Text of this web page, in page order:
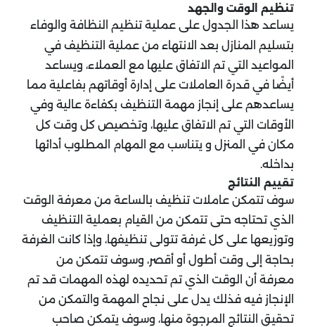
تنظيم الوقت والجهد
يساعد هذا الجدول على عملية تنظيم النظافة والوفاء
بتسليم المنازل بعد الانتهاء من عملية التنظيف في
المواعيد التي تم الاتفاق عليها مع العملاء، ويساعد
أيضًا في قدرة العاملات على إدارة أوقاتهم بفاعلية مما
يساعدهم على إنجاز مهمة التنظيف بكفاءة عالية وفي
الأوقات التي تم الاتفاق عليها، وتخصيص كل وقت كل
مكان في المنزل و يتناسب مع المهام المطلوب أدائها
بداخله.
تقييم النتائج
سوف تتمكن عاملات تنظيف بالساعة من معرفة الوقت
الذي تحتاجه حتى تتمكن من القيام بعملية التنظيف
وتوزيعها على كل غرفة تتولى تنظيفها، وإذا كانت الغرفة
بحاجة إلى وقت أطول أو أقصر، وسوف تتمكن من
معرفة أن الوقت الذي تم تحديده لهذه المهمات قد تم
الإنجاز فيه فذلك يدل على نجاح المهمة والتمكن من
تحقيق النتائج المرجوة منها، وسوف يتمكن صاحب